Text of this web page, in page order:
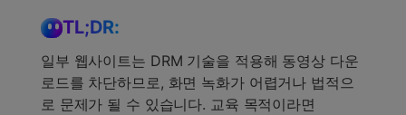
TL;DR:
일부 웹사이트는 DRM 기술을 적용해 동영상 다운
로드를 차단하므로, 화면 녹화가 어렵거나 법적으
로 문제가 될 수 있습니다. 교육 목적이라면